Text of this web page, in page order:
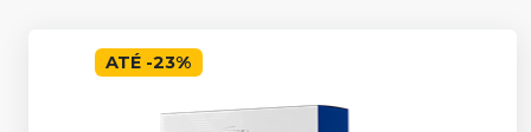
ATÉ -23%